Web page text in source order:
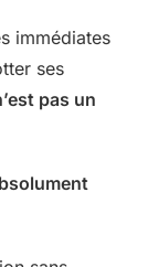
immédiates
ses
pas un